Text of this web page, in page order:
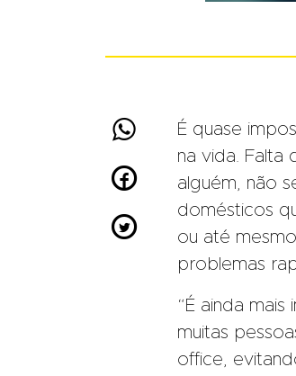



É quase
na vida. Falta
alguém, não
domésticos
ou até
problemas
“É ainda
muitas
office,